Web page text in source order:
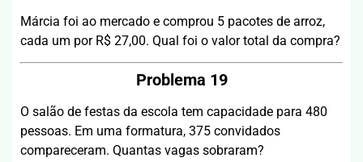
Márcia foi ao mercado e comprou 5 pacotes de arroz,
cada um por R$ 27,00. Qual foi o valor total da compra?
Problema 19
O salão de festas da escola tem capacidade para 480
pessoas. Em uma formatura, 375 convidados
compareceram. Quantas vagas sobraram?